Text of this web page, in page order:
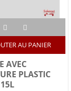
AU PANIER
AVEC
PLASTIC